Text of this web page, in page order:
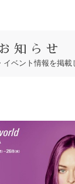
知らせ
イベント情報を掲載